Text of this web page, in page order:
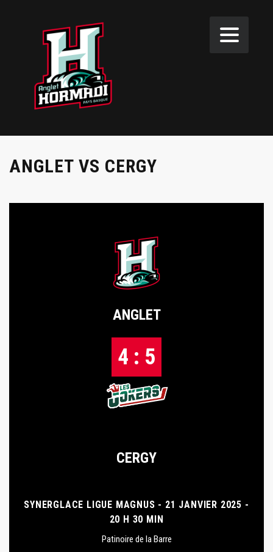
ANGLET VS CERGY
ANGLET
4 : 5
CERGY
SYNERGLACE LIGUE MAGNUS - 21 JANVIER 2025 -
20 H 30 MIN
Patinoire de la Barre